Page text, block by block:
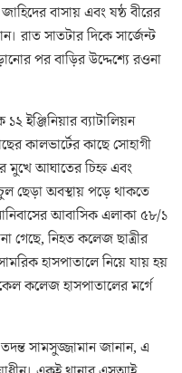
বাসায় এবং ষষ্ঠ বীরের
রাত সাতটার দিকে সার্জেন্ট
পর বাড়ির উদ্দেশ্যে রওনা
ইঞ্জিনিয়ার ব্যাটালিয়ন
কালভার্টের কাছে সোহাগী
মুখে আঘাতের চিহ্ন এবং
ছেড়া অবস্থায় পড়ে থাকতে
আবাসিক এলাকা ৫৮/১
গেছে, নিহত কলেজ ছাত্রীর
হাসপাতালে নিয়ে যায় হয়
কলেজ হাসপাতালের মর্গে
সামসুজ্জামান জানান, এ